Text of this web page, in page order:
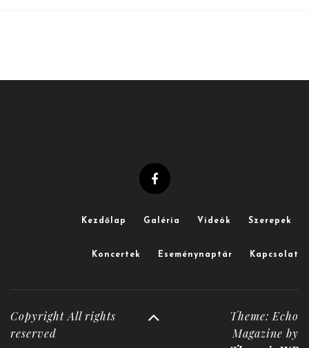
Kezdőlap Galéria Videók Szerepek
Koncertek Eseménynaptár Kapcsolat
Copyright All rights
reserved
Theme: Echo
Magazine by